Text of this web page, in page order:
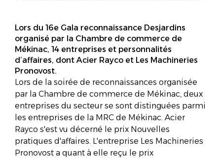
Lors du 16e Gala reconnaissance Desjardins
organisé par la Chambre de commerce de
Mékinac, 14 entreprises et personnalités
d’affaires, dont Acier Rayco et Les Machineries
Pronovost.
Lors de la soirée de reconnaissances organisée
par la Chambre de commerce de Mékinac, deux
entreprises du secteur se sont distinguées parmi
les entreprises de la MRC de Mékinac. Acier
Rayco s'est vu décerné le prix Nouvelles
pratiques d'affaires. L'entreprise Les Machineries
Pronovost a quant à elle reçu le prix